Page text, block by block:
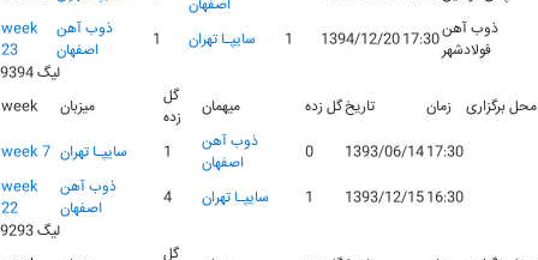
اصفهان
week
23
ذوب آهن
اصفهان
1 سايپـا تهران 1 1394/12/2017:30ذوب آهن
فولادشهر
لیگ 9394
week
میزبان
گل
زده
میهمان گل زدهتاریخ زمان
محل برگزاری
week 7 سايپـا تهران 1
ذوب آهن
اصفهان
0 1393/06/1417:30
week
22
ذوب آهن
اصفهان
4 سايپـا تهران 1 1393/12/1516:30
لیگ 9293
گل